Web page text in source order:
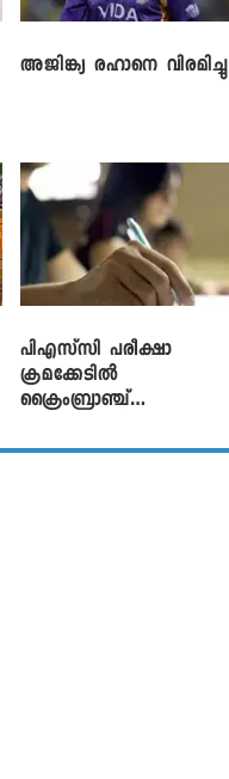
അജിങ്ക്യ രഹാനെ വിരമിച്ചു
പിഎസ്‌സി പരീക്ഷാ
ക്രമക്കേ‌ടിൽ
ക്രൈംബ്രാഞ്ച്